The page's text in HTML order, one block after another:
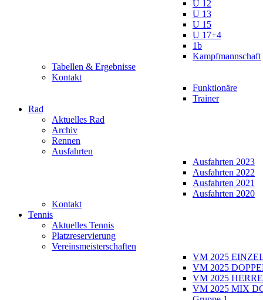
U 12
U 13
U 15
U 17+4
1b
Kampfmannschaft
Tabellen & Ergebnisse
Kontakt
Funktionäre
Trainer
Rad
Aktuelles Rad
Archiv
Rennen
Ausfahrten
Ausfahrten 2023
Ausfahrten 2022
Ausfahrten 2021
Ausfahrten 2020
Kontakt
Tennis
Aktuelles Tennis
Platzreservierung
Vereinsmeisterschaften
VM 2025
VM 2025
VM 2025
VM 2025 MIX